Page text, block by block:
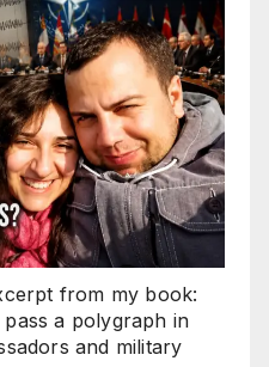
from my book:
pass a polygraph in
and military